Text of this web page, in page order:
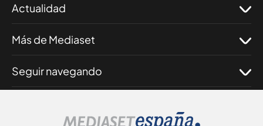
Actualidad
Más de Mediaset
Seguir navegando